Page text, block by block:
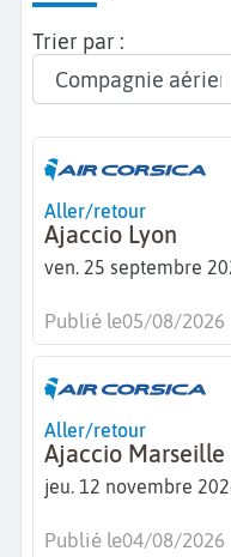
Trier par :
Aller/retour
Ajaccio Lyon
ven. 25 septembre
Publié le05/08/2026
Aller/retour
Ajaccio Marseille
jeu. 12 novembre
Publié le04/08/2026